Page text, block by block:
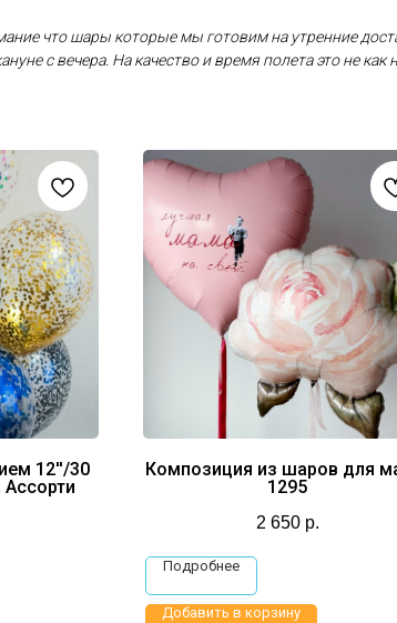
что шары которые мы готовим на утренние
с вечера. На качество и время полета это не как
12''/30
Композиция из шаров для
1295
2 650 р.
Подробнее
Добавить в корзину